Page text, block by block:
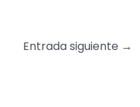
Entrada siguiente →